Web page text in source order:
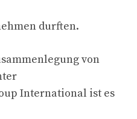
durften.
von
International ist es